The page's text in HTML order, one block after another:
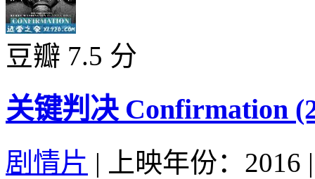
豆瓣 7.5 分
关键判决 Confirmation
剧情片 | 上映年份：2016 |